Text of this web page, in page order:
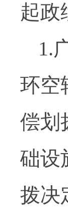
起政
1.
环空
偿划
础设
拨决